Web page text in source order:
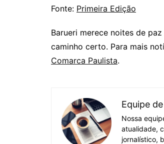
Fonte: Primeira Edição
Barueri merece noites de
caminho certo. Para mais
Comarca Paulista.
Equipe
Nossa
atualidade,
jornalístico,